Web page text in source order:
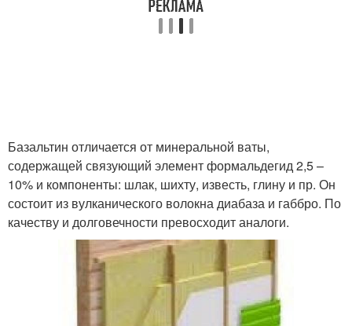
Базальтин отличается от минеральной ваты,
содержащей связующий элемент формальдегид 2,5 –
10% и компоненты: шлак, шихту, известь, глину и пр. Он
состоит из вулканического волокна диабаза и габбро. По
качеству и долговечности превосходит аналоги.